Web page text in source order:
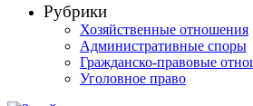
Рубрики
Хозяйственные отношения
Административные споры
Гражданско-правовые
Уголовное право